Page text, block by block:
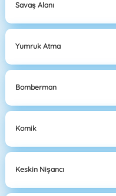
Savaş Alanı
Yumruk Atma
Bomberman
Komik
Keskin Nişancı